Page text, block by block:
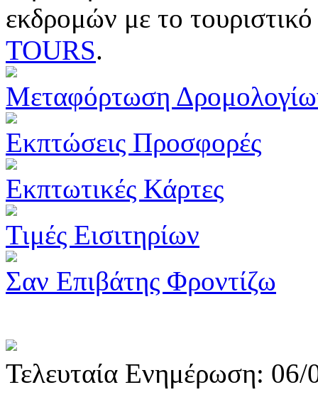
εκδρομών με το
TOURS.
Μεταφόρτωση
Εκπτώσεις Προσφορές
Εκπτωτικές Κάρτες
Τιμές Εισιτηρίων
Σαν Επιβάτης Φροντίζω
Τελευταία Ενημέρωση: